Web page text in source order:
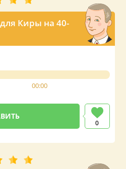
Киры на 40-
00:00
0